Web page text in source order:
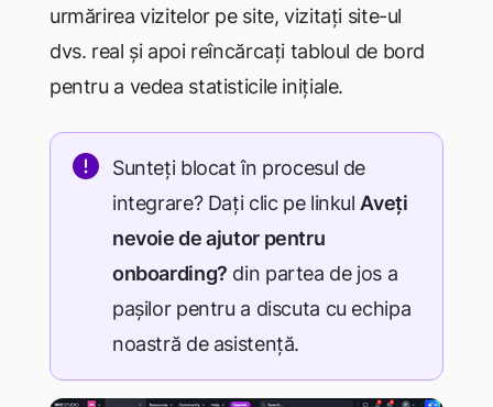
urmărirea vizitelor pe site, vizitați site-ul
dvs. real și apoi reîncărcați tabloul de bord
pentru a vedea statisticile inițiale.
Sunteți blocat în procesul de
integrare? Dați clic pe linkul Aveți
nevoie de ajutor pentru
onboarding? din partea de jos a
pașilor pentru a discuta cu echipa
noastră de asistență.